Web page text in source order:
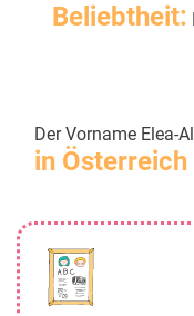
Beliebtheit:
Der Vorname Elea-
in Österreich